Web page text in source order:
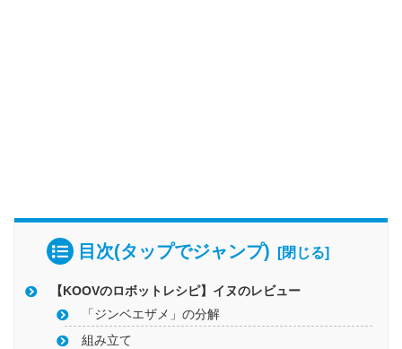
目次(タップでジャンプ)
【KOOVのロボットレシピ】イヌのレビュー
「ジンベエザメ」の分解
組み立て